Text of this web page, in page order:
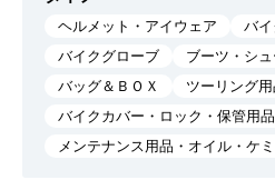
ヘルメット・アイウェア
バ
バイクグローブ
ブーツ・シ
バッグ＆ＢＯＸ
ツーリング用
バイクカバー・ロック・保管用品
メンテナンス用品・オイル・ケ